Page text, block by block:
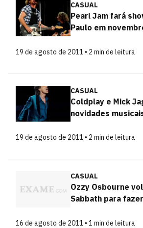
CASUAL
Pearl Jam fará
Paulo em
19 de agosto de 2011 • 2 min de leitura
CASUAL
Coldplay e Mick
novidades
19 de agosto de 2011 • 2 min de leitura
CASUAL
Ozzy Osbourne
Sabbath para
16 de agosto de 2011 • 1 min de leitura